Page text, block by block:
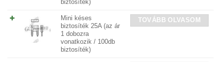
biztosíték)
Mini késes
biztosíték 25A (az ár
1 dobozra
vonatkozik / 100db
biztosíték)
TOVÁBB OLVASOM